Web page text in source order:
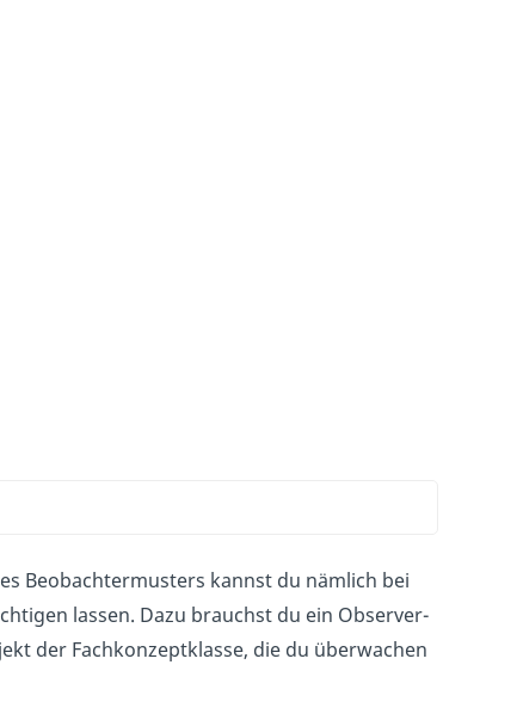
Beobachtermusters kannst du nämlich bei
lassen. Dazu brauchst du ein Observer-
der Fachkonzeptklasse, die du überwachen